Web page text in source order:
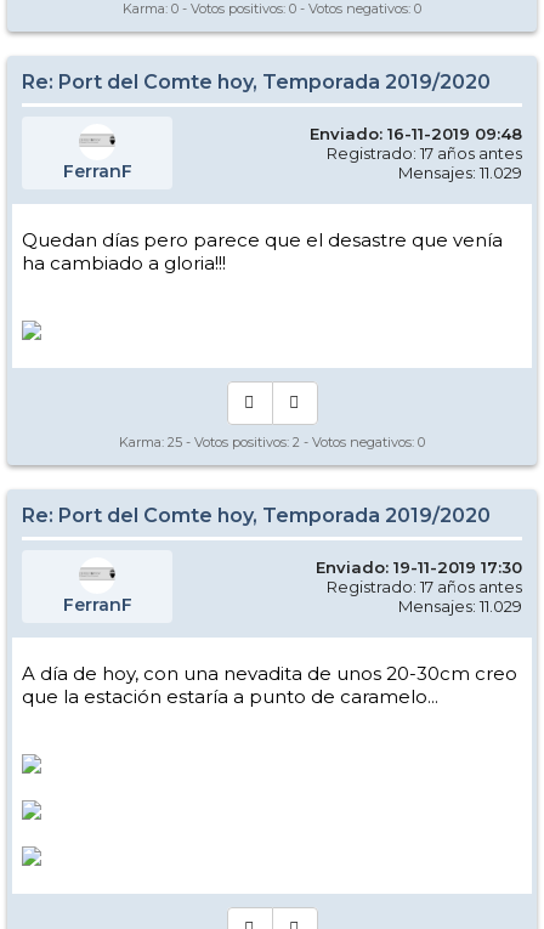
Karma: 0 - Votos positivos: 0 - Votos negativos: 0
Re: Port del Comte hoy, Temporada 2019/2020
FerranF
Enviado: 16-11-2019 09:48
Registrado: 17 años antes
Mensajes: 11.029
Quedan días pero parece que el desastre que venía
ha cambiado a gloria!!!
Karma: 25 - Votos positivos: 2 - Votos negativos: 0
Re: Port del Comte hoy, Temporada 2019/2020
FerranF
Enviado: 19-11-2019 17:30
Registrado: 17 años antes
Mensajes: 11.029
A día de hoy, con una nevadita de unos 20-30cm creo
que la estación estaría a punto de caramelo...